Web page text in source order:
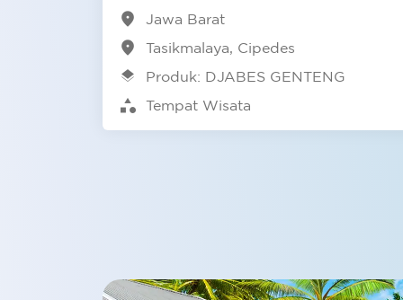
location_on Jawa Barat
location_on Tasikmalaya, Cipedes
layers Produk: DJABES GENTENG
category Tempat Wisata